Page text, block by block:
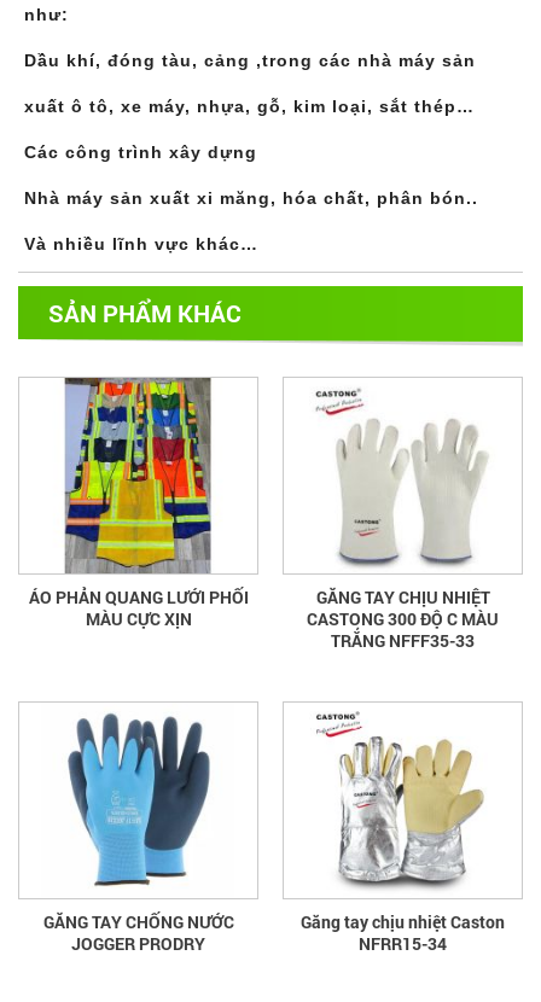
như:
Dầu khí, đóng tàu, cảng ,trong các nhà máy sản
xuất ô tô, xe máy, nhựa, gỗ, kim loại, sắt thép…
Các công trình xây dựng
Nhà máy sản xuất xi măng, hóa chất, phân bón..
Và nhiều lĩnh vực khác…
SẢN PHẨM KHÁC
ÁO PHẢN QUANG LƯỚI PHỐI
MÀU CỰC XỊN
GĂNG TAY CHỊU NHIỆT
CASTONG 300 ĐỘ C MÀU
TRẮNG NFFF35-33
GĂNG TAY CHỐNG NƯỚC
JOGGER PRODRY
Găng tay chịu nhiệt Caston
NFRR15-34